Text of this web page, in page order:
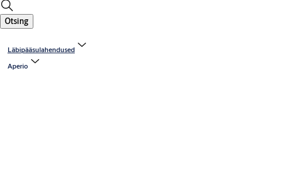
Otsing
Läbipääsulahendused
Aperio